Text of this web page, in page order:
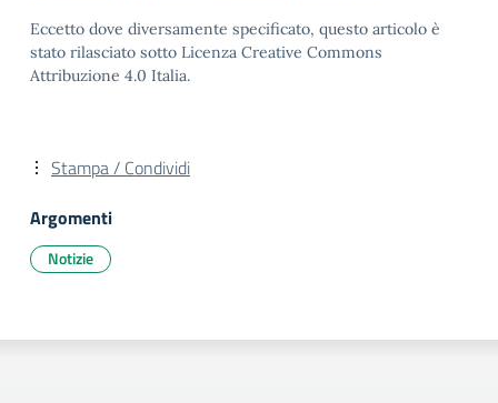
Eccetto dove diversamente specificato, questo articolo è
stato rilasciato sotto Licenza Creative Commons
Attribuzione 4.0 Italia.
Stampa / Condividi
Argomenti
Notizie